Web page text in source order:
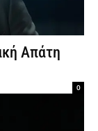
Απάτη
0